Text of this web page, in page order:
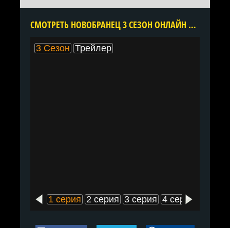
CМОТРЕТЬ НОВОБРАНЕЦ 3 СЕЗОН ОНЛАЙН В ХОРОШЕМ КАЧЕСТВЕ ВСЕ СЕРИИ ПОДРЯД БЕСПЛАТНО
3 Сезон Трейлер
1 серия 2 серия 3 серия 4 серия